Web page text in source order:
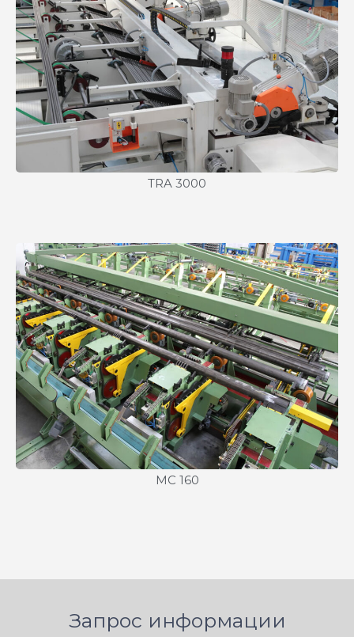
TRA 3000
MC 160
Запрос информации